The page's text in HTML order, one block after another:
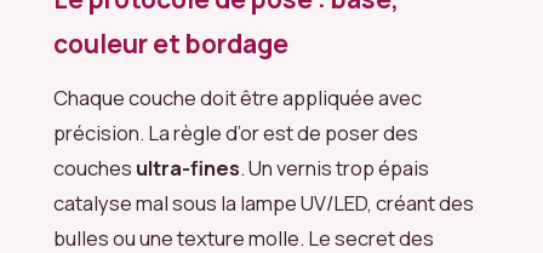
couleur et bordage
Chaque couche doit être appliquée avec
précision. La règle d’or est de poser des
couches ultra-fines. Un vernis trop épais
catalyse mal sous la lampe UV/LED, créant des
bulles ou une texture molle. Le secret des